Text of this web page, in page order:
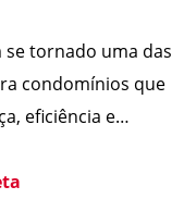
tornado uma das
condomínios que
eficiência e
na contratação de